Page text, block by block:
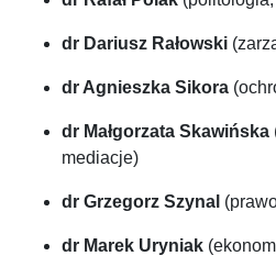
dr Dariusz Rałowski
dr Agnieszka Sikora
dr Małgorzata Skawińska
mediacje)
dr Grzegorz Szynal
dr Marek Uryniak